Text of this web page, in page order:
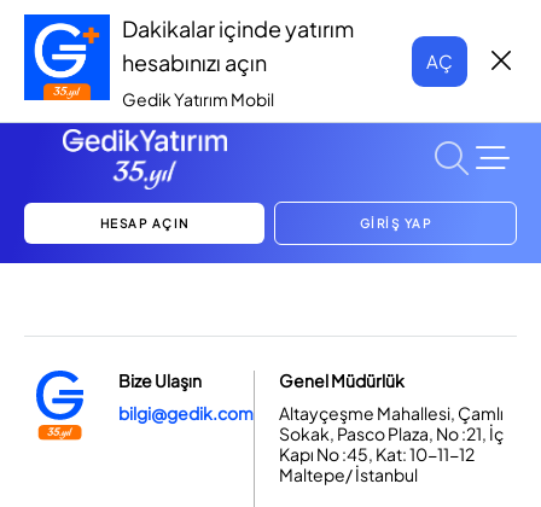
Dakikalar içinde yatırım
hesabınızı açın
Gedik Yatırım Mobil
AÇ
HESAP AÇIN GİRİŞ YAP
Bize Ulaşın
bilgi@gedik.com
Genel Müdürlük
Altayçeşme Mahallesi, Çamlı
Sokak, Pasco Plaza, No :21, İç
Kapı No :45, Kat: 10-11-12
Maltepe/ İstanbul